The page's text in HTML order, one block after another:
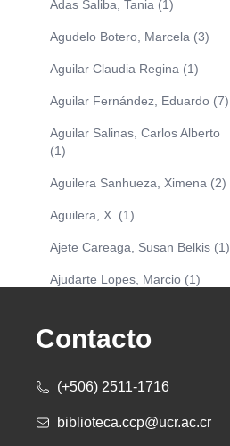
Adas Saliba, Tania (1)
Agudelo Botero, Marcela (3)
Aguilar Claudia Regina (1)
Aguilar Fernández, Eduardo (7)
Aguilar Salinas, Carlos Alberto
(1)
Aguilera Sanhueza, Ximena (2)
Aguilera, X. (1)
Ajete Careaga, Susan Belkis (1)
Ajudarte Lopes, Marcio (1)
(1)
Albareda Tiana (1)
Alcócer Alfaro, Diana (1)
Contacto
(+506) 2511-1716
biblioteca.ccp@ucr.ac.cr